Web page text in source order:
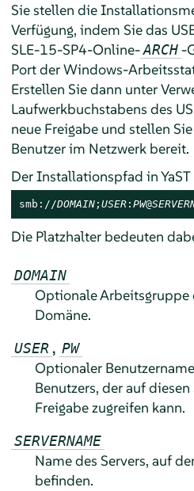
Sie stellen die
Verfügung, indem Sie das
SLE-15-SP4-Online-ARCH -
Port der Windows-
Erstellen Sie dann unter
Laufwerkbuchstabens des
neue Freigabe und stellen
Benutzer im Netzwerk bereit.
Der Installationspfad in
smb://DOMAIN; USER: PW@
Die Platzhalter bedeuten
DOMAIN
Optionale
Domäne.
USER , PW
Optionaler
Benutzers, der auf
Freigabe zugreifen kann.
SERVERNAME
Name des Servers, auf
befinden.